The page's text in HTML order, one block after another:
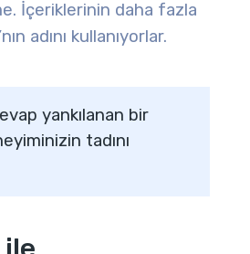
İçeriklerinin daha fazla
adını kullanıyorlar.
yankılanan bir
tadını